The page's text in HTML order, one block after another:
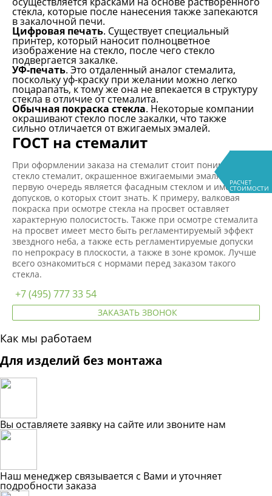
РАСЧЕТ
СТОИМОСТИ
стекла, которые после нанесения также запекаются
в закалочной печи.
Цифровая печать. Существует специальный
принтер, который наносит полноцветное
изображение на стекло, после чего стекло
подвергается закалке.
УФ-печать. Это отдаленный аналог стемалита,
поскольку уф-краску при желании можно легко
поцарапать, к тому же она не впекается в структуру
стекла в отличие от стемалита.
Обычная покраска стекла. Некоторые компании
окрашивают стекло после закалки, что также
сильно отличается от вжигаемых эмалей.
ГОСТ на стемалит
При оформлении заказа на стемалит стоит понимать, что
стекло стемалит, окрашенное вжигаемыми эмалями в
первую очередь является фасадным стеклом и имеет ряд
допусков, о которых стоит знать. К примеру, валковая
покраска при осмотре стекла на просвет оставляет
характерную полосистость. Также при осмотре стемалита
на просвет имеет место быть регламентируемый эффект
звездного неба, а также есть регламентируемые допуски
по непрокрасу в плоскости, а также в зоне кромок. Лучше
всего ознакомиться с нормами перед заказом такого
стекла.
+7 (495) 777 33 54
ЗАКАЗАТЬ ЗВОНОК
Как мы работаем
Для изделий без монтажа
Вы оставляете заявку на сайте или звоните нам
Наш менеджер связывается с Вами и уточняет
подробности заказа